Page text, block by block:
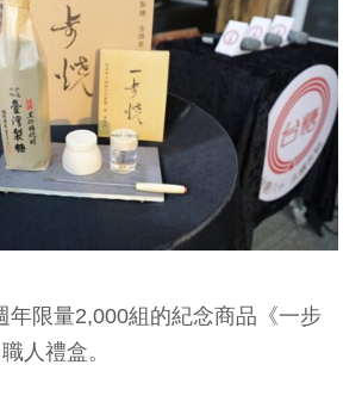
年限量2,000組的紀念商品《一步
人禮盒。